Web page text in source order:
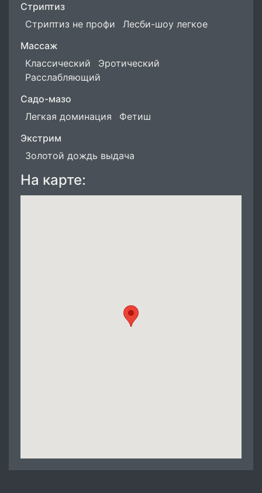
Стриптиз
Стриптиз не профи
Лесби-шоу легкое
Массаж
Классический
Эротический
Расслабляющий
Садо-мазо
Легкая доминация
Фетиш
Экстрим
Золотой дождь выдача
На карте: